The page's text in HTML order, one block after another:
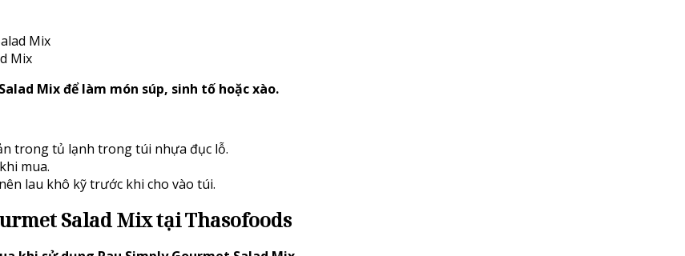
Mix
Mix
Mix để làm món súp, sinh tố hoặc xào.
trong tủ lạnh trong túi nhựa đục lỗ.
mua.
lau khô kỹ trước khi cho vào túi.
Salad Mix tại Thasofoods